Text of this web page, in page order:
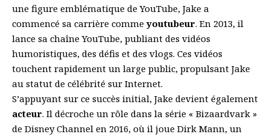
une figure emblématique de YouTube, Jake a
commencé sa carrière comme youtubeur. En 2013, il
lance sa chaîne YouTube, publiant des vidéos
humoristiques, des défis et des vlogs. Ces vidéos
touchent rapidement un large public, propulsant Jake
au statut de célébrité sur Internet.
S’appuyant sur ce succès initial, Jake devient également
acteur. Il décroche un rôle dans la série « Bizaardvark »
de Disney Channel en 2016, où il joue Dirk Mann, un